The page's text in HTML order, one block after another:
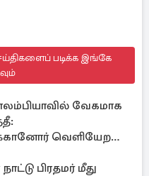
படிக்க இங்கே
வேகமாக
வெளியேற
பிரதமர் மீது